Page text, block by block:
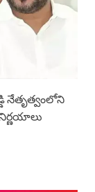
నేతృత్వంలోని